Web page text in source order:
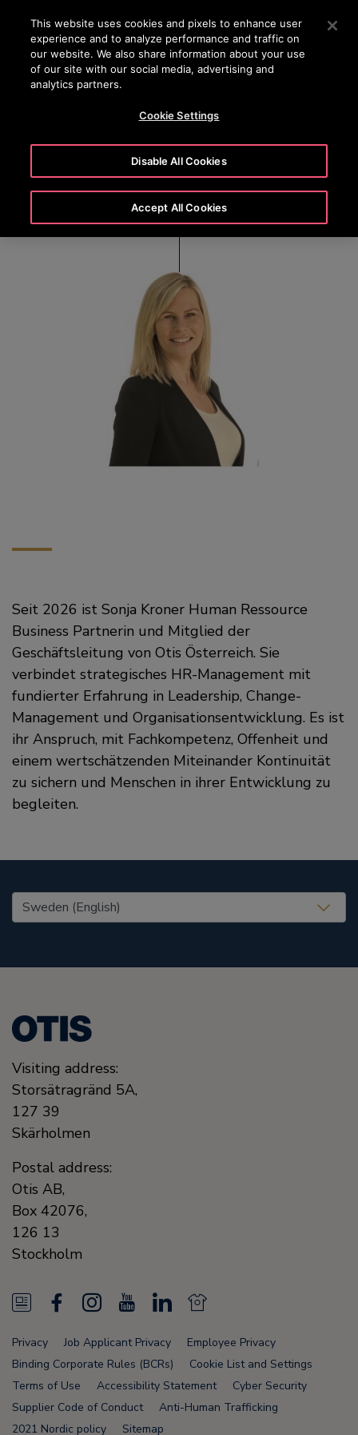
Press Enter to skip to Main Content
SEARCH
Sonja Kroner
HR Business Partner
Seit 2026 ist Sonja Kroner Human Ressource
Business Partnerin und Mitglied der
Geschäftsleitung von Otis Österreich. Sie
verbindet strategisches HR-Management mit
fundierter Erfahrung in Leadership, Change-
Management und Organisationsentwicklung. Es ist
ihr Anspruch, mit Fachkompetenz, Offenheit und
einem wertschätzenden Miteinander Kontinuität
zu sichern und Menschen in ihrer Entwicklung zu
begleiten.
United States (EN)
Visiting address:
Storsätragränd 5A,
127 39
Skärholmen
Postal address:
Otis AB,
Box 42076,
126 13
Stockholm
N
e
w
s
F
a
c
e
b
I
n
s
t
a
o
u
T
u
L
n
k
e
N
e
w
s
F
Privacy Job Applicant Privacy
Employee Privacy
Binding Corporate Rules (BCRs)
Cookie List and Settings
Terms of Use
Accessibility Statement
Cyber Security
Supplier Code of Conduct
Anti-Human Trafficking
2021 Nordic policy
Sitemap
This website uses cookies and pixels to enhance user
experience and to analyze performance and traffic on
our website. We also share information about your use
of our site with our social media, advertising and
analytics partners.
Cookie Settings
Disable All Cookies
Accept All Cookies